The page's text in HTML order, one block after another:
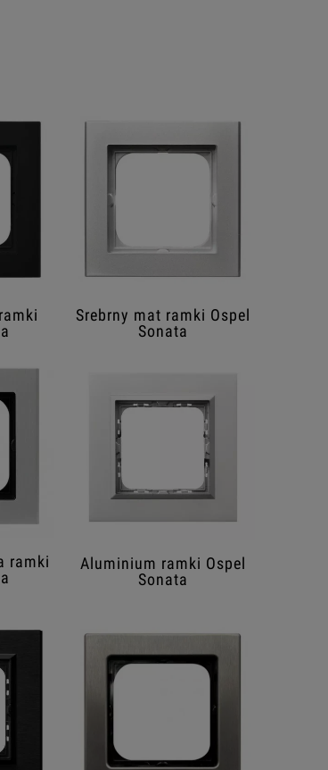
Srebrny mat ramki Ospel
Sonata
ramki
Aluminium ramki Ospel
Sonata